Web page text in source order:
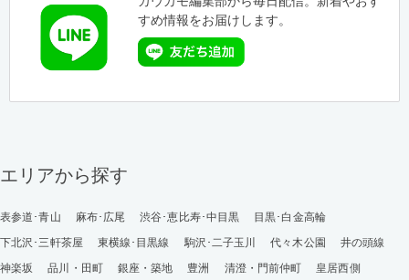
すめ情報をお届けします。
エリアから探す
表参道･青山 麻布･広尾 渋谷･恵比寿･中目黒
目黒･白金高輪
下北沢･三軒茶屋
東横線･目黒線 駒沢･二子玉川 代々木公園
井の頭線
神楽坂
品川・田町 銀座・築地 豊洲 清澄・門前仲町
皇居西側